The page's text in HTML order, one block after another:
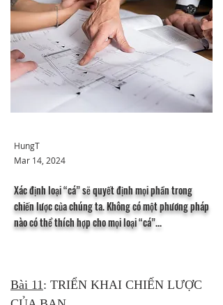
HungT
Mar 14, 2024
Xác định loại “cá” sẽ quyết định mọi phần trong
chiến lược của chúng ta. Không có một phương pháp
nào có thể thích hợp cho mọi loại “cá”...
Bài 11: TRIỂN KHAI CHIẾN LƯỢC